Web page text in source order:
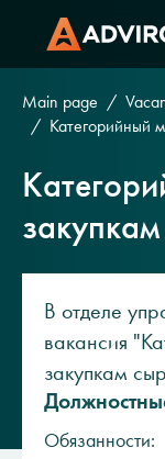
Main page
Категорийный
В отделе
вакансия
закупкам
Обязанности: